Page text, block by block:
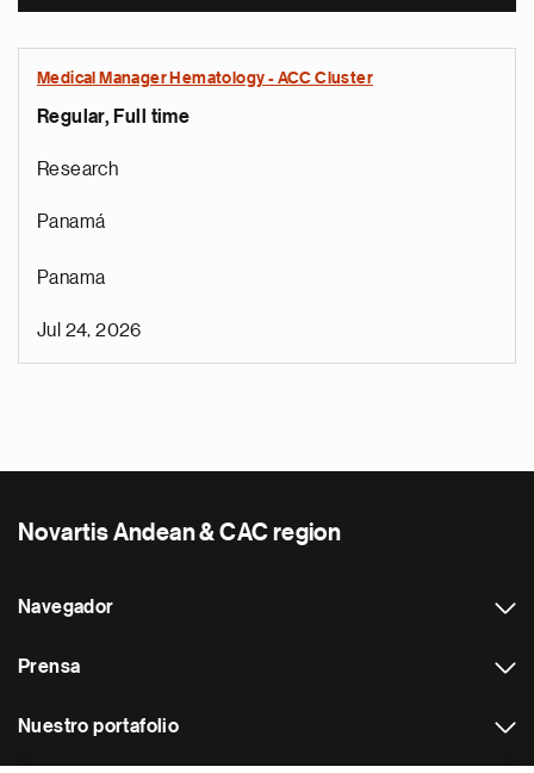
Medical Manager Hematology - ACC Cluster
Regular, Full time
Research
Panamá
Panama
Jul 24, 2026
Novartis Andean & CAC region
Navegador
Prensa
Nuestro portafolio